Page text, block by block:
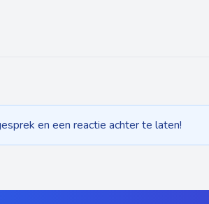
en een reactie achter te laten!